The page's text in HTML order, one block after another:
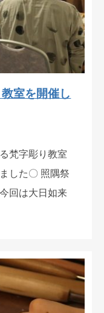
室を開催し
梵字彫り教室
した〇 照隅祭
回は大日如来